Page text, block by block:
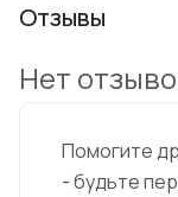
Отзывы
Помогите
- будьте
Нет